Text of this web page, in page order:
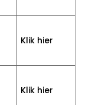
Klik hier
Klik hier